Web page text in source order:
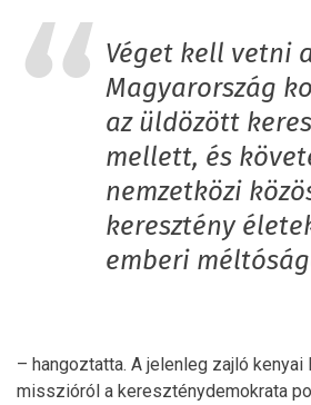
Véget kell vetni
Magyarország
az üldözött
mellett, és
nemzetközi
keresztény
emberi
– hangoztatta. A jelenleg zajló kenyai
misszióról a kereszténydemokrata